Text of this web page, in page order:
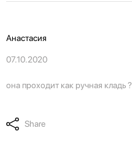
Анастасия
07.10.2020
она проходит как ручная кладь ?
Share